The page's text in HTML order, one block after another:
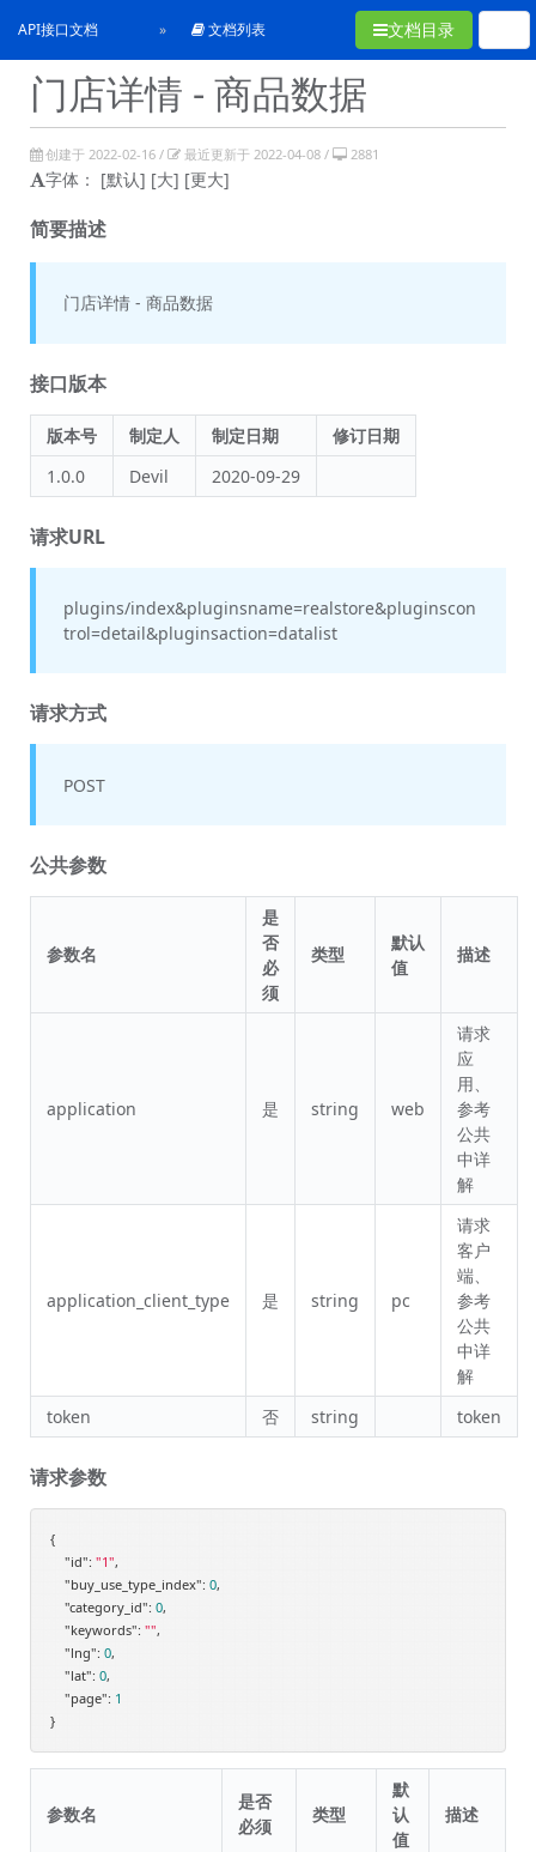
API接口文档 文档列表 文档目录
门店详情 - 商品数据
创建于 2022-02-16 / 最近更新于 2022-04-08 / 2881
字体： [默认] [大] [更大]
简要描述
门店详情 - 商品数据
接口版本
版本号 制定人 制定日期
修订日期
1.0.0
Devil 2020-09-29
请求URL
plugins/index&pluginsname=realstore&pluginscon
trol=detail&pluginsaction=datalist
请求方式
POST
公共参数
参数名
是
否
必
须
类型
默认
值
描述
application 是 string web
请求
应
用、
参考
公共
中详
解
application_client_type 是 string pc
请求
客户
端、
参考
公共
中详
解
token
否 string token
请求参数
{
"id": "1",
"buy_use_type_index": 0,
"category_id": 0,
"keywords": "",
"lng": 0,
"lat": 0,
"page": 1
}
参数名
是否
必须
类型
默
认
值
描述